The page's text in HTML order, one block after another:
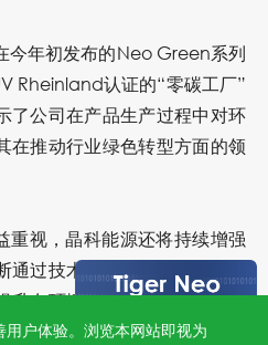
今年初发布的Neo Green系列
Rheinland认证的“零碳工厂”
了公司在产品生产过程中对环
在推动行业绿色转型方面的领
重视，晶科能源还将持续增强
过技术进步和负责任的业务
升在环境保护、社会责任及治
动整个光伏行业乃至更广泛
户体验。浏览本网站即视为